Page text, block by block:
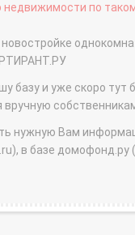
по
новостройке
базу и уже скоро
нужную Вам
в базе домофонд.ру